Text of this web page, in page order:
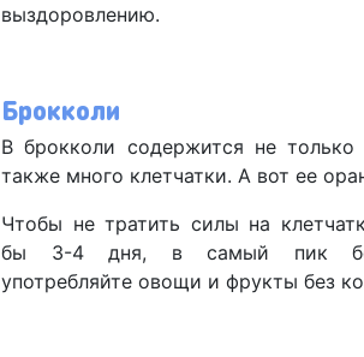
выздоровлению.
Брокколи
В брокколи содержится не
также много клетчатки. А вот ее
Чтобы не тратить силы на
бы 3-4 дня, в самый пик
употребляйте овощи и фрукты без